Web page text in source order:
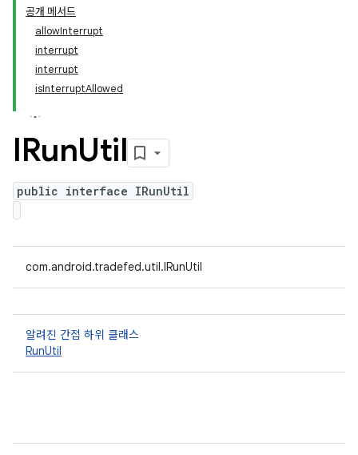
공개 메서드
allowInterrupt
interrupt
interrupt
isInterruptAllowed
IRunUtil
public interface IRunUtil
com.android.tradefed.util.IRunUtil
알려진 간접 하위 클래스
RunUtil